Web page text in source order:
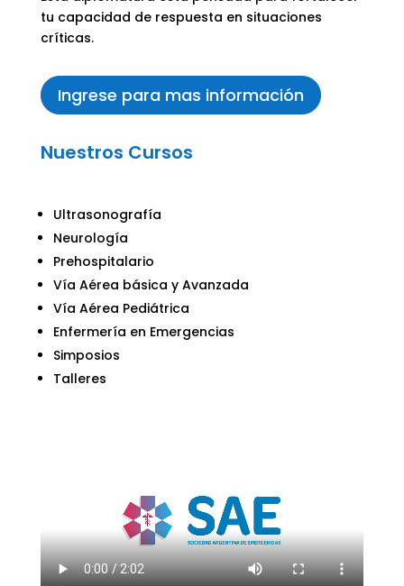
tu capacidad de respuesta en situaciones
críticas.
Ingrese para mas información
Nuestros Cursos
Ultrasonografía
Neurología
Prehospitalario
Vía Aérea básica y Avanzada
Vía Aérea Pediátrica
Enfermería en Emergencias
Simposios
Talleres